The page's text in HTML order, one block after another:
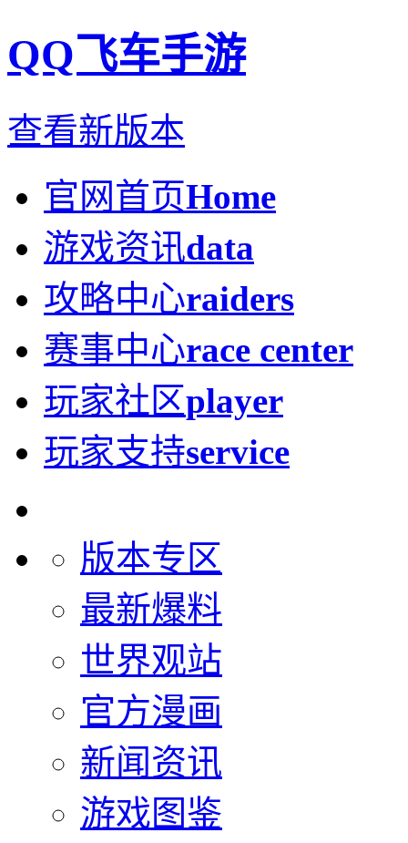
QQ飞车手游
查看新版本
官网首页Home
游戏资讯data
攻略中心raiders
赛事中心race center
玩家社区player
玩家支持service
版本专区
最新爆料
世界观站
官方漫画
新闻资讯
游戏图鉴